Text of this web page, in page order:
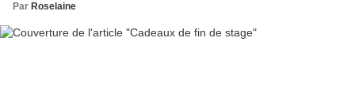
Par Roselaine